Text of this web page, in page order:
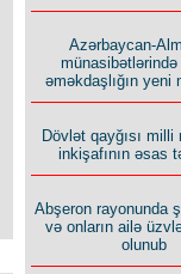
Azərbaycan-
əməkdaşlığın yeni
Dövlət qayğısı milli
inkişafının əsas
Abşeron rayonunda
və onların ailə
olunub